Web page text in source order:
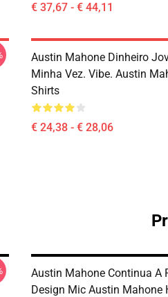
€ 37,67 - € 44,11
Austin Mahone Dinheiro
Minha Vez. Vibe. Austin
Shirts
€ 24,38 - € 28,06
Austin Mahone Continua A
Design Mic Austin Mahone